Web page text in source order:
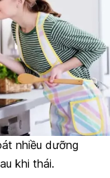
nhiều dưỡng
khi thái.